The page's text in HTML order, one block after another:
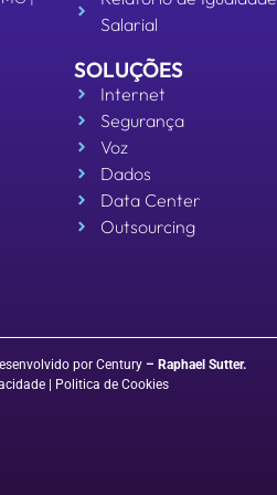
Salarial
SOLUÇÕES
Internet
Segurança
Voz
Dados
Data Center
Outsourcing
por Century – Raphael Sutter.
| Politica de Cookies